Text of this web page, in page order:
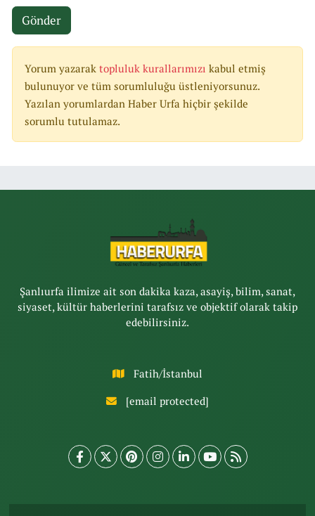
Gönder
Yorum yazarak topluluk kurallarımızı kabul etmiş
bulunuyor ve tüm sorumluluğu üstleniyorsunuz.
Yazılan yorumlardan Haber Urfa hiçbir şekilde
sorumlu tutulamaz.
Şanlıurfa ilimize ait son dakika kaza, asayiş, bilim, sanat,
siyaset, kültür haberlerini tarafsız ve objektif olarak takip
edebilirsiniz.
Fatih/İstanbul
[email protected]